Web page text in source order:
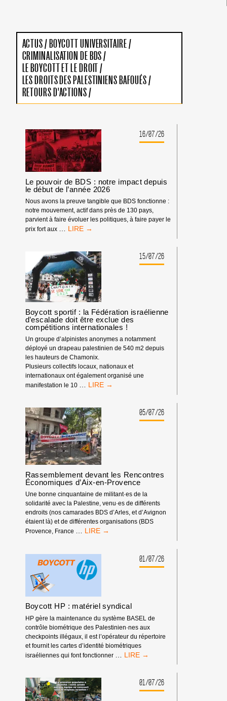
ACTUS/ BOYCOTT UNIVERSITAIRE/
CRIMINALISATION DE BDS/
LE BOYCOTT ET LE DROIT
/
LES DROITS DES PALESTINIENS BAFOUÉS/
RETOURS D'ACTIONS/
16/07/26
Le pouvoir de BDS : notre impact depuis
le début de l’année 2026
Nous avons la preuve tangible que BDS fonctionne :
notre mouvement, actif dans près de 130 pays,
parvient à faire évoluer les politiques, à faire payer le
prix fort aux
LE
BDS
:
NOTRE
IMPACT
DEPUIS
LE
DÉBUT
DE
L’ANNÉE
2026
15/07/26
Boycott sportif : la Fédération israélienne
d’escalade doit être exclue des
compétitions internationales !
Un groupe d’alpinistes anonymes a notamment
déployé un drapeau palestinien de 540 m2 depuis
les hauteurs de Chamonix.
Plusieurs collectifs locaux, nationaux et
internationaux ont également organisé une
manifestation le 10 … BOYCOTT
LA
FÉDÉRATION
ISRAÉLIENNE
D’ESCALADE
DOIT
ÊTRE
EXCLUE
DES
COMPÉTITIONS
INTERNATIONALES
!
05/07/26
Rassemblement devant les Rencontres
Économiques d’Aix-en-Provence
Une bonne cinquantaine de militant·es de la
solidarité avec la Palestine, venu·es de différents
endroits (nos camarades BDS d’Arles, et d’Avignon
étaient là) et de différentes organisations (BDS
Provence, France … RASSEMBLEMENT
RENCONTRES
ÉCONOMIQUES
D’AIX-
01/07/26
Boycott HP : matériel syndical
HP gère la maintenance du système BASEL de
contrôle biométrique des Palestinien·nes aux
checkpoints illégaux, il est l’opérateur du répertoire
et fournit les cartes d’identité biométriques
israéliennes qui font fonctionner
BOYCOTT
MATÉRIEL
SYNDICAL
01/07/26